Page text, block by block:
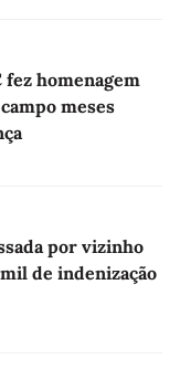
fez homenagem
meses
por vizinho
de indenização